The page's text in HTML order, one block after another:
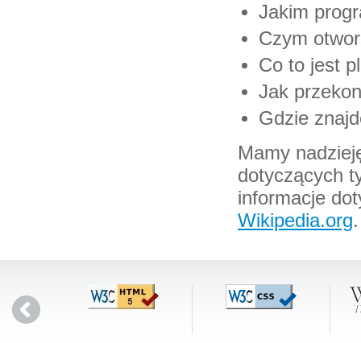
Jakim
Czym
Co to jest
Jak
Gdzie
Mamy
dotyczących
informacje
Wikipedia.org.